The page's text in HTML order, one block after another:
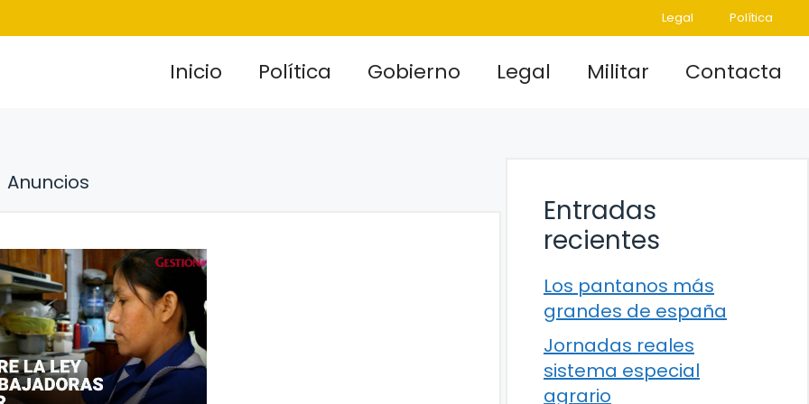
Legal Política
Inicio Política Gobierno Legal Militar Contacta
Anuncios
Entradas
recientes
Los pantanos más
grandes de españa
Jornadas reales
sistema especial
agrario